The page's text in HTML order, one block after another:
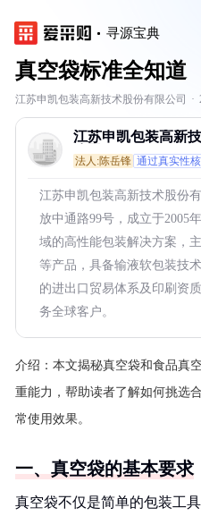
寻源宝典
真空袋标准全知道
江苏申凯包装高新技术股份有限公司 ·
江苏申凯包装高新
公司
法人:陈岳锋 通过真实性
江苏申凯包装高新技术股份
放中通路99号，成立于2005
域的高性能包装解决方案，
等产品，具备输液软包装技
的进出口贸易体系及印刷资
务全球客户。
介绍： 本文揭秘真空袋和食品真
重能力，帮助读者了解如何挑选
常使用效果。
一、真空袋的基本要求
真空袋不仅是简单的包装工